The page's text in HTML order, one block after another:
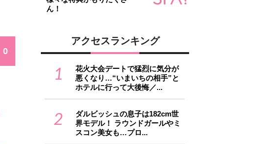
ん！
アクセスランキング
1
花火大会デートで猛烈に気分が
悪くなり…“いまいちの相手”と
ホテルに行って大後悔／...
2
ダルビッシュの息子は182cm世
界モデル！ ラウンドガールやミ
スコン美女も…プロ...